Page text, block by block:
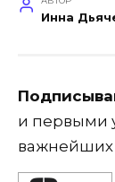
Инна
и первыми
важнейших